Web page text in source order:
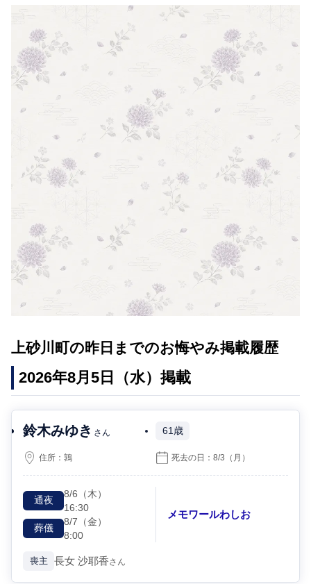
上砂川町の昨日までのお悔やみ掲載履歴
2026年8月5日（水）掲載
鈴木みゆき さん 61歳
住所：鶉 死去の日：8/3 （月）
通夜
8/6 （木）
16:30
葬儀
8/7 （金）
8:00
メモワールわしお
喪主 長女 沙耶香さん